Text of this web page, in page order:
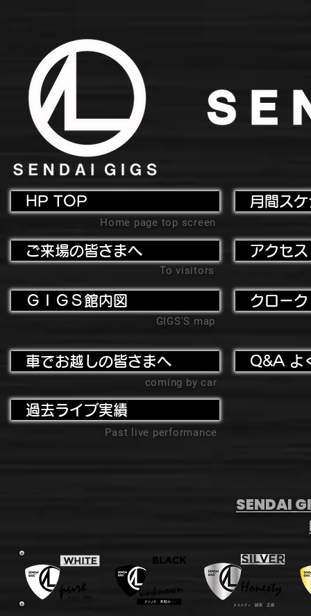
HP TOP
Home page top screen
ご来場の皆さまへ
To visitors
ＧＩＧＳ館内図
GIGS'S map
月間ス
アクセ
クローク
車でお越しの皆さまへ
coming by car
過去ライブ実績
Past live performance
Q&A よ
SENDAI